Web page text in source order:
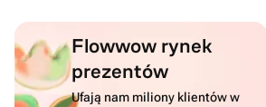
Flowwow rynek
prezentów
Ufają nam miliony klientów w